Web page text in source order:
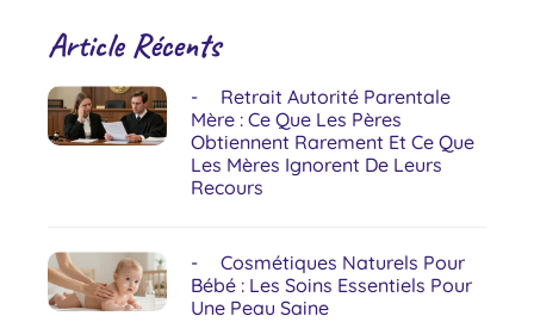
Article Récents
Retrait Autorité Parentale
Mère : Ce Que Les Pères
Obtiennent Rarement Et Ce Que
Les Mères Ignorent De Leurs
Recours
Cosmétiques Naturels Pour
Bébé : Les Soins Essentiels Pour
Une Peau Saine